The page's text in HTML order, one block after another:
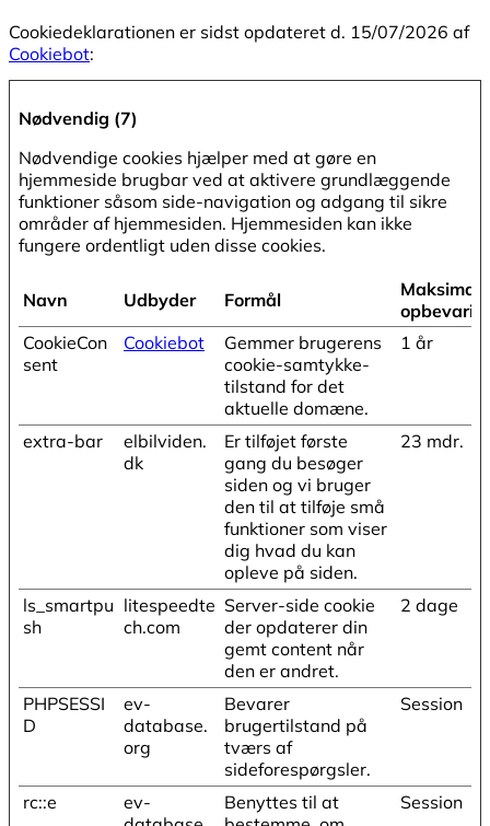
Cookiedeklarationen er sidst opdateret d. 15/07/2026 af
Cookiebot:
Nødvendig (7)
Nødvendige cookies hjælper med at gøre en
hjemmeside brugbar ved at aktivere grundlæggende
funktioner såsom side-navigation og adgang til sikre
områder af hjemmesiden. Hjemmesiden kan ikke
fungere ordentligt uden disse cookies.
Navn Udbyder Formål
Maksimal
CookieCon
sent
Cookiebot
Gemmer brugerens
cookie-samtykke-
tilstand for det
aktuelle domæne.
1 år
extra-bar
elbilviden.
dk
Er tilføjet første
gang du besøger
siden og vi bruger
den til at tilføje små
funktioner som viser
dig hvad du kan
opleve på siden.
23 mdr.
ls_smartpu
sh
litespeedte
ch.com
Server-side cookie
der opdaterer din
gemt content når
den er andret.
2 dage
PHPSESSI
D
ev-
database.
org
Bevarer
brugertilstand på
tværs af
sideforespørgsler.
Session
rc::e
ev-
Benyttes til at
Session